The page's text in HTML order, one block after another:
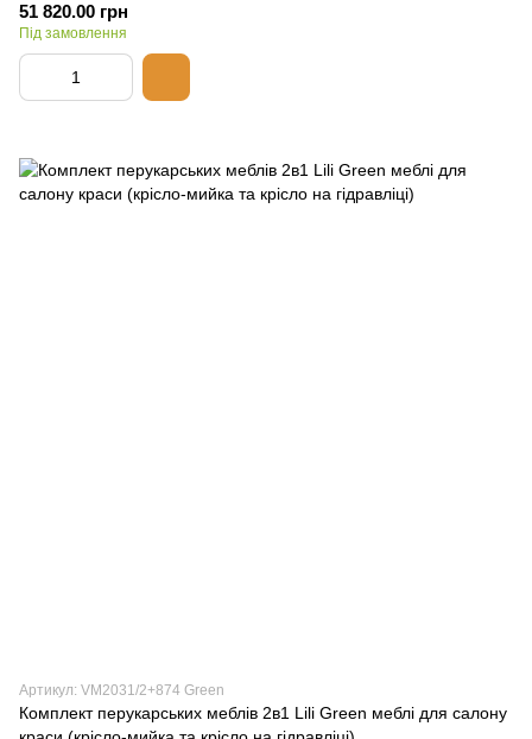
51 820.00 грн
Під замовлення
Артикул: VM2031/2+874 Green
Комплект перукарських меблів 2в1 Lili Green меблі для салону